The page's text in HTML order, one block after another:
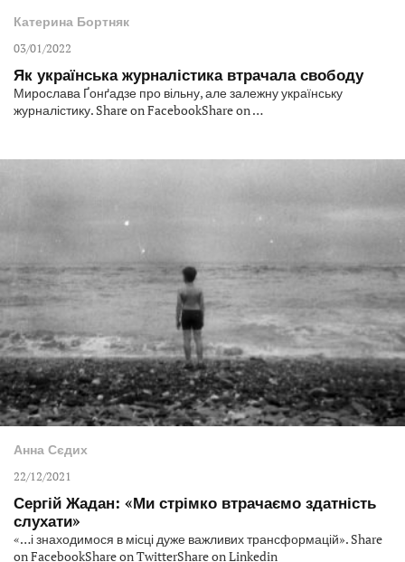
Катерина Бортняк
03/01/2022
Як українська журналістика втрачала свободу
Мирослава Ґонґадзе про вільну, але залежну українську
журналістику. Share on FacebookShare on …
Анна Сєдих
22/12/2021
Сергій Жадан: «Ми стрімко втрачаємо здатність
слухати»
«…і знаходимося в місці дуже важливих трансформацій». Share
on FacebookShare on TwitterShare on Linkedin